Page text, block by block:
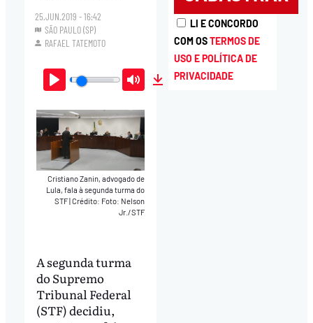
25.JUN.2019 - 16:42
SÃO PAULO (SP)
RAFAEL TATEMOTO
Play Mute
Cristiano Zanin, advogado de
Lula, fala à segunda turma do
STF Crédito: Foto: Nelson
Jr./STF
A segunda turma
do Supremo
Tribunal Federal
(STF) decidiu,
LI E CONCORDO
COM OSTERMOS DE
USO E POLÍTICA DE
PRIVACIDADE